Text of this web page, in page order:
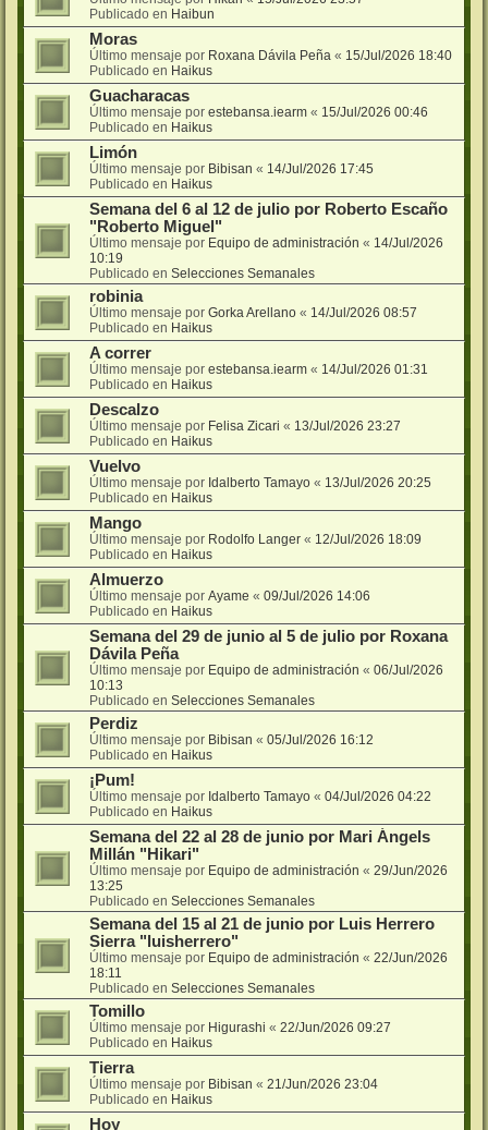
Publicado en Haibun
Moras
Último mensaje por Roxana Dávila Peña « 15/Jul/2026 18:40
Publicado en Haikus
Guacharacas
Último mensaje por estebansa.iearm « 15/Jul/2026 00:46
Publicado en Haikus
Limón
Último mensaje por Bibisan « 14/Jul/2026 17:45
Publicado en Haikus
Semana del 6 al 12 de julio por Roberto Escaño
"Roberto Miguel"
Último mensaje por Equipo de administración « 14/Jul/2026
10:19
Publicado en Selecciones Semanales
robinia
Último mensaje por Gorka Arellano « 14/Jul/2026 08:57
Publicado en Haikus
A correr
Último mensaje por estebansa.iearm « 14/Jul/2026 01:31
Publicado en Haikus
Descalzo
Último mensaje por Felisa Zicari « 13/Jul/2026 23:27
Publicado en Haikus
Vuelvo
Último mensaje por Idalberto Tamayo « 13/Jul/2026 20:25
Publicado en Haikus
Mango
Último mensaje por Rodolfo Langer « 12/Jul/2026 18:09
Publicado en Haikus
Almuerzo
Último mensaje por Ayame « 09/Jul/2026 14:06
Publicado en Haikus
Semana del 29 de junio al 5 de julio por Roxana
Dávila Peña
Último mensaje por Equipo de administración « 06/Jul/2026
10:13
Publicado en Selecciones Semanales
Perdiz
Último mensaje por Bibisan « 05/Jul/2026 16:12
Publicado en Haikus
¡Pum!
Último mensaje por Idalberto Tamayo « 04/Jul/2026 04:22
Publicado en Haikus
Semana del 22 al 28 de junio por Mari Ángels
Millán "Hikari"
Último mensaje por Equipo de administración « 29/Jun/2026
13:25
Publicado en Selecciones Semanales
Semana del 15 al 21 de junio por Luis Herrero
Sierra "luisherrero"
Último mensaje por Equipo de administración « 22/Jun/2026
18:11
Publicado en Selecciones Semanales
Tomillo
Último mensaje por Higurashi « 22/Jun/2026 09:27
Publicado en Haikus
Tierra
Último mensaje por Bibisan « 21/Jun/2026 23:04
Publicado en Haikus
Hoy